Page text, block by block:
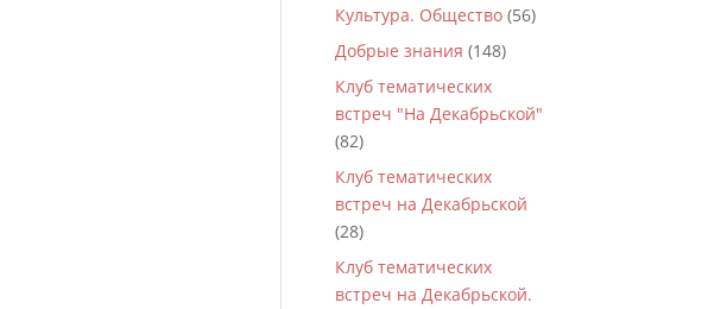
Культура. Общество (56)
Добрые знания (148)
Клуб тематических
встреч "На Декабрьской"
(82)
Клуб тематических
встреч на Декабрьской
(28)
Клуб тематических
встреч на Декабрьской.